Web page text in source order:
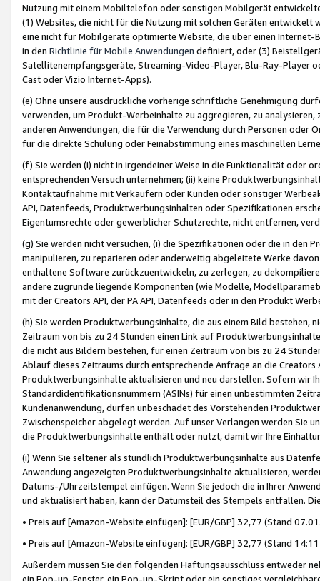
Nutzung mit einem Mobiltelefon oder sonstigen Mobilgerät
(1) Websites, die nicht für die Nutzung mit solchen Geräten
eine nicht für Mobilgeräte optimierte Website, die über einen
in den Richtlinie für Mobile Anwendungen definiert, oder (3)
Satellitenempfangsgeräte, Streaming-Video-Player, Blu-Ray-Player
Cast oder Vizio Internet-Apps).
(e) Ohne unsere ausdrückliche vorherige schriftliche Genehmigung
verwenden, um Produkt-Werbeinhalte zu aggregieren, zu
anderen Anwendungen, die für die Verwendung durch Personen
für die direkte Schulung oder Feinabstimmung eines maschinellen
(f) Sie werden (i) nicht in irgendeiner Weise in die Funktionalität oder
entsprechenden Versuch unternehmen; (ii) keine
Kontaktaufnahme mit Verkäufern oder Kunden oder sonstiger
API, Datenfeeds, Produktwerbungsinhalten oder Spezifikationen
Eigentumsrechte oder gewerblicher Schutzrechte, nicht entfernen,
(g) Sie werden nicht versuchen, (i) die Spezifikationen oder die in
manipulieren, zu reparieren oder anderweitig abgeleitete Werke
enthaltene Software zurückzuentwickeln, zu zerlegen, zu
andere zugrunde liegende Komponenten (wie Modelle,
mit der Creators API, der PA API, Datenfeeds oder in den Produkt
(h) Sie werden Produktwerbungsinhalte, die aus einem Bild bestehen,
Zeitraum von bis zu 24 Stunden einen Link auf
die nicht aus Bildern bestehen, für einen Zeitraum von bis zu 24
Ablauf dieses Zeitraums durch entsprechende Anfrage an die
Produktwerbungsinhalte aktualisieren und neu darstellen. Sofern wir
Standardidentifikationsnummern (ASINs) für einen unbestimmten
Kundenanwendung, dürfen unbeschadet des Vorstehenden
Zwischenspeicher abgelegt werden. Auf unser Verlangen werden Sie
die Produktwerbungsinhalte enthält oder nutzt, damit wir Ihre
(i) Wenn Sie seltener als stündlich Produktwerbungsinhalte aus
Anwendung angezeigten Produktwerbungsinhalte aktualisieren,
Datums-/Uhrzeitstempel einfügen. Wenn Sie jedoch die in Ihrer
und aktualisiert haben, kann der Datumsteil des Stempels entfallen.
• Preis auf [Amazon-Website einfügen]: [EUR/GBP] 32,77 (Stand
• Preis auf [Amazon-Website einfügen]: [EUR/GBP] 32,77 (Stand
Außerdem müssen Sie den folgenden Haftungsausschluss entweder
ein Pop-up-Fenster, ein Pop-up-Skript oder ein sonstiges